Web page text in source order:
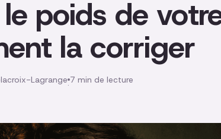
poids de
la corriger
Lagrange·7 min de lecture